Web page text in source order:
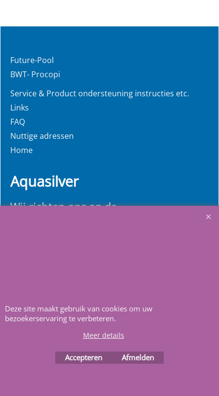
Future-Pool
BWT- Procopi
Service & Product ondersteuning instructies etc.
Links
FAQ
Nuttige adressen
Home
Aquasilver
Wij richten ons op de
Heeft u vragenmail ons
Deze site maakt gebruik van cookies om uw
bezoekerservaring te verbeteren.
Meer details
Accepteren Afmelden